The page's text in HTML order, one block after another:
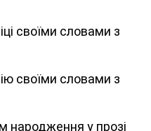
своїми словами з
своїми словами з
народження у прозі